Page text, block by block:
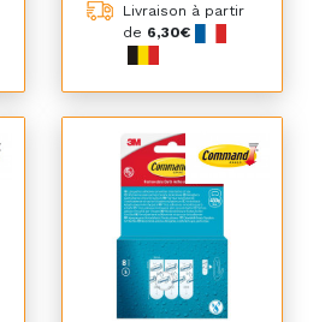
Livraison à partir
de 6,30€